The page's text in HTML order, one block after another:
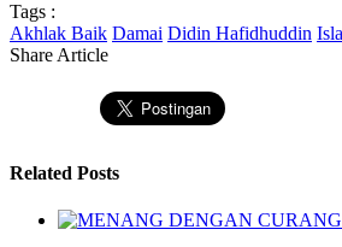
Tags :
Akhlak Baik Damai Didin Hafidhuddin
Share Article
Related Posts